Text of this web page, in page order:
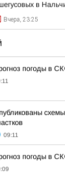
в
Вчера, 23:25
погоды в
09:11
погоды в